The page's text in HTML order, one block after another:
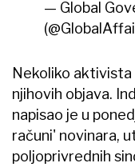
— Global
Nekoliko aktivista
njihovih objava.
napisao je u
računi' novinara,
poljoprivrednih